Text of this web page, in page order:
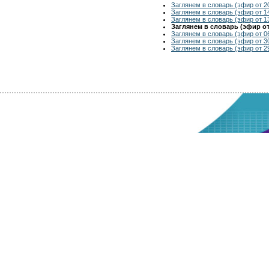
Заглянем в словарь (эфир от
Заглянем в словарь (эфир от
Заглянем в словарь (эфир от
Заглянем в словарь (эфир от
Заглянем в словарь (эфир от
Заглянем в словарь (эфир от
Заглянем в словарь (эфир от